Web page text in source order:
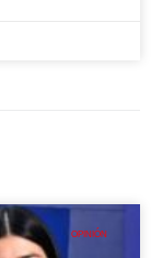
OPINIÓN